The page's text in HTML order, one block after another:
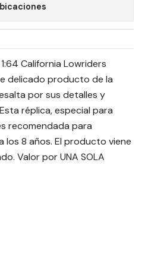
California Lowriders
delicado producto de la
por sus detalles y
réplica, especial para
recomendada para
los 8 años. El producto viene
Valor por UNA SOLA